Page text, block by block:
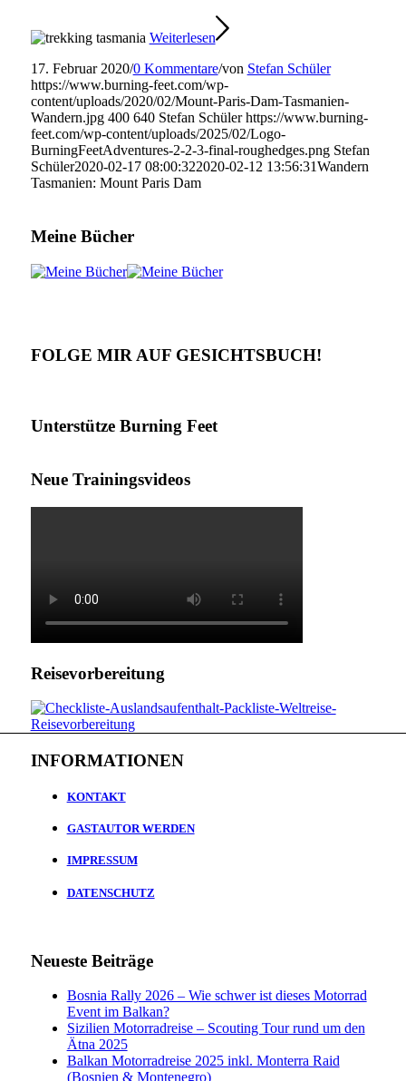
Weiterlesen
17. Februar 2020/0 Kommentare/von Stefan Schüler
https://www.burning-feet.com/wp-
content/uploads/2020/02/Mount-Paris-Dam-Tasmanien-
Wandern.jpg 400 640 Stefan Schüler https://www.burning-
feet.com/wp-content/uploads/2025/02/Logo-
BurningFeetAdventures-2-2-3-final-roughedges.png Stefan
Schüler2020-02-17 08:00:322020-02-12 13:56:31Wandern
Tasmanien: Mount Paris Dam
Meine Bücher
FOLGE MIR AUF GESICHTSBUCH!
Unterstütze Burning Feet
Neue Trainingsvideos
Reisevorbereitung
INFORMATIONEN
KONTAKT
GASTAUTOR WERDEN
IMPRESSUM
DATENSCHUTZ
Neueste Beiträge
Bosnia Rally 2026 – Wie schwer ist dieses Motorrad
Event im Balkan?
Sizilien Motorradreise – Scouting Tour rund um den
Ätna 2025
Balkan Motorradreise 2025 inkl. Monterra Raid
(Bosnien & Montenegro)